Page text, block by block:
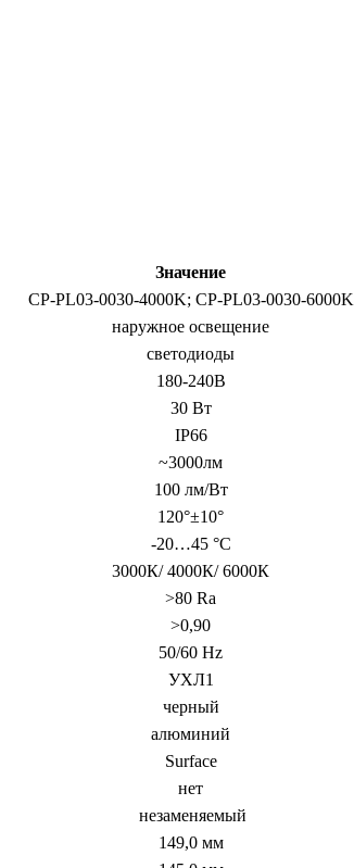
Значение
CP-PL03-0030-4000K; CP-PL03-0030-6000K
наружное освещение
светодиоды
180-240В
30 Вт
IP66
~3000лм
100 лм/Вт
120°±10°
-20…45 °C
3000К/ 4000К/ 6000К
>80 Ra
>0,90
50/60 Hz
УХЛ1
черный
алюминий
Surface
нет
незаменяемый
149,0 мм